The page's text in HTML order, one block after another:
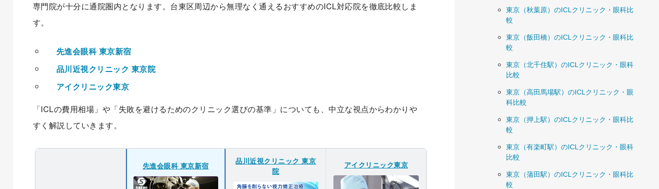
専門院が十分に通院圏内となります。台東区周辺から無理なく通えるおすすめのICL対応院を徹底比較しま
す。
先進会眼科 東京新宿
品川近視クリニック 東京院
アイクリニック東京
「ICLの費用相場」や「失敗を避けるためのクリニック選びの基準」についても、中立な視点からわかりや
すく解説していきます。
先進会眼科 東京新宿
品川近視クリニック 東京
院
アイクリニック東京
東京（秋葉原）のICLクリニック・眼科比
較
東京（飯田橋）のICLクリニック・眼科比
較
東京（北千住駅）のICLクリニック・眼科
比較
東京（高田馬場駅）のICLクリニック・眼
科比較
東京（押上駅）のICLクリニック・眼科比
較
東京（有楽町駅）のICLクリニック・眼科
比較
東京（蒲田駅）のICLクリニック・眼科比
較